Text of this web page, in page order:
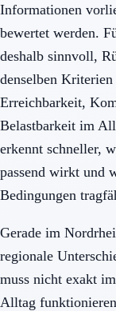
Informationen
bewertet werden.
deshalb sinnvoll,
denselben
Erreichbarkeit,
Belastbarkeit im
erkennt schneller,
passend wirkt und
Bedingungen
Gerade im
regionale
muss nicht exakt
Alltag